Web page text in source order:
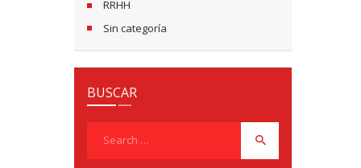
RRHH
Sin categoría
BUSCAR